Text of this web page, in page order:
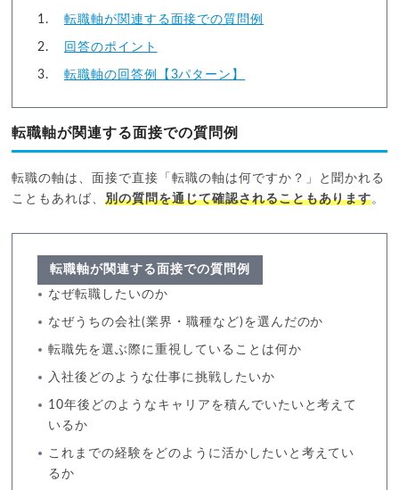
転職軸が関連する面接での質問例
回答のポイント
転職軸の回答例【3パターン】
転職軸が関連する面接での質問例
転職の軸は、面接で直接「転職の軸は何ですか？」と聞かれる
こともあれば、別の質問を通じて確認されることもあります。
転職軸が関連する面接での質問例
なぜ転職したいのか
なぜうちの会社(業界・職種など)を選んだのか
転職先を選ぶ際に重視していることは何か
入社後どのような仕事に挑戦したいか
10年後どのようなキャリアを積んでいたいと考えて
いるか
これまでの経験をどのように活かしたいと考えてい
るか